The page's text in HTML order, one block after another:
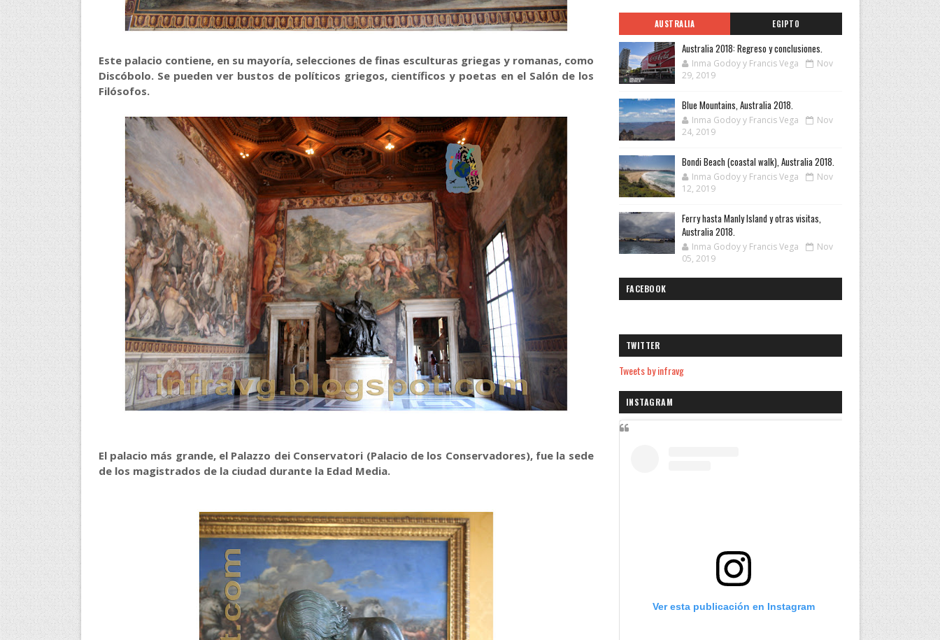
Este palacio contiene, en su mayoría, selecciones de finas esculturas griegas y romanas, como
Discóbolo. Se pueden ver bustos de políticos griegos, científicos y poetas en el Salón de los
Filósofos.
El palacio más grande, el Palazzo dei Conservatori (Palacio de los Conservadores), fue la sede
de los magistrados de la ciudad durante la Edad Media.
AUSTRALIA EGIPTO
Australia 2018: Regreso y conclusiones.
Inma Godoy y Francis Vega
Nov
29, 2019
Blue Mountains, Australia 2018.
Inma Godoy y Francis Vega
Nov
24, 2019
Bondi Beach (coastal walk), Australia 2018.
Inma Godoy y Francis Vega
Nov
12, 2019
Ferry hasta Manly Island y otras visitas,
Australia 2018.
Inma Godoy y Francis Vega
Nov
05, 2019
FACEBOOK
TWITTER
Tweets by infravg
INSTAGRAM
Ver esta publicación en Instagram